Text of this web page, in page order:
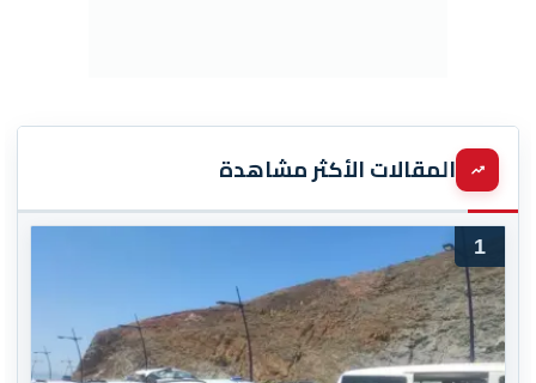
المقالات الأكثر مشاهدة
1